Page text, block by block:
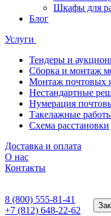
Шкафы для
Блог
Услуги
Тендеры и
Сборка и монтаж
Монтаж почтовых
Нестандартные
Нумерация
Такелажные
Схема расстановки
Доставка и оплата
О нас
Контакты
8 (800) 555-81-41
+7 (812) 648-22-62